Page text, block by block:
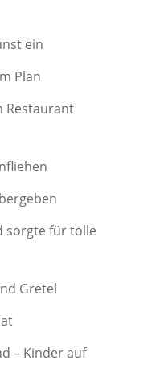
ein
Plan
Restaurant
sorgte für tolle
Gretel
– Kinder auf